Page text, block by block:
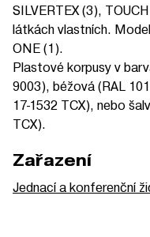
SILVERTEX (3),
látkách vlastních.
ONE (1).
Plastové korpusy v
9003), béžová (RAL
17-1532 TCX), nebo
TCX).
Zařazení
Jednací a konferenční